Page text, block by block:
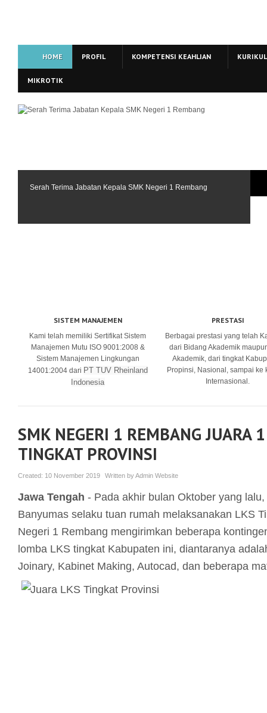
HOME PROFIL KOMPETENSI KEAHLIAN
MIKROTIK
Serah Terima Jabatan Kepala SMK Negeri 1 Rembang
SISTEM MANAJEMEN
Kami telah memiliki Sertifikat Sistem
Manajemen Mutu ISO 9001:2008 &
Sistem Manajemen Lingkungan
14001:2004 dari PT TUV Rheinland
Indonesia
PRESTASI
Berbagai prestasi yang telah
dari Bidang Akademik
Akademik, dari tingkat
Propinsi, Nasional, sampai ke
Internasional.
SMK NEGERI 1 REMBANG JUARA
TINGKAT PROVINSI
Created: 10 November 2019 Written byAdmin Website
Jawa Tengah - Pada akhir bulan Oktober yang
Banyumas selaku tuan rumah melaksanakan LKS
Negeri 1 Rembang mengirimkan beberapa
lomba LKS tingkat Kabupaten ini, diantaranya
Joinary, Kabinet Making, Autocad, dan beberapa